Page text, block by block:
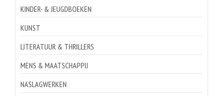
KINDER- & JEUGDBOEKEN
KUNST
LITERATUUR & THRILLERS
MENS & MAATSCHAPPIJ
NASLAGWERKEN